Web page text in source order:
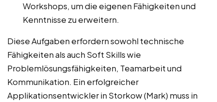
Workshops, um die eigenen Fähigkeiten und
Kenntnisse zu erweitern.
Diese Aufgaben erfordern sowohl technische
Fähigkeiten als auch Soft Skills wie
Problemlösungsfähigkeiten, Teamarbeit und
Kommunikation. Ein erfolgreicher
Applikationsentwickler in Storkow (Mark) muss in